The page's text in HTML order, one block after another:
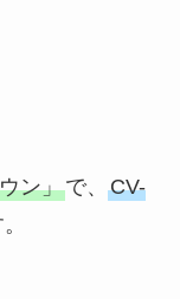
ン」で、 CV-